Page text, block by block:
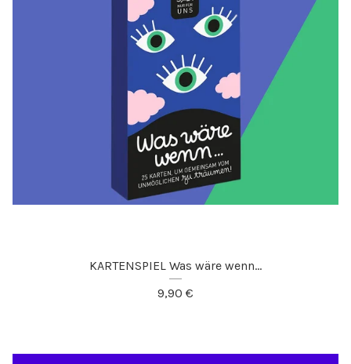
KARTENSPIEL Was wäre wenn...
9,90 €